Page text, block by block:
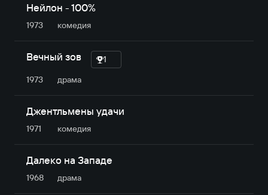
Нейлон - 100%
1973 комедия
Вечный зов
1
1973
драма
Джентльмены удачи
1971 комедия
Далеко на Западе
1968 драма